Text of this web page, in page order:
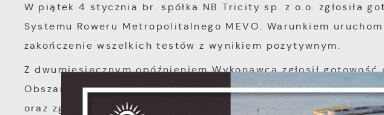
W piątek 4 stycznia br. spółka NB Tricity sp. z o.o. zgłosiła
Systemu Roweru Metropolitalnego MEVO. Warunkiem
zakończenie wszelkich testów z wynikiem pozytywnym.
Z dwumiesięcznym opóźnieniem Wykonawca zgłosił
Obszar Metropolitalny Gdańsk – Gdynia – Sopot ma czas na
oraz zgodność Systemu z wymogami opisanymi w umowie.
Ustawienia